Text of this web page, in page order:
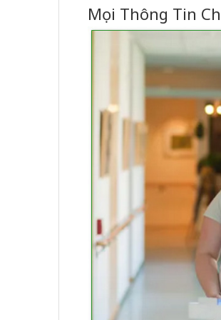
Mọi Thông Tin